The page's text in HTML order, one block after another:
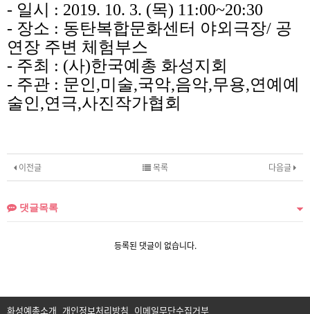
- 일시 : 2019. 10. 3. (목) 11:00~20:30
- 장소 : 동탄복합문화센터 야외극장/ 공
연장 주변 체험부스
- 주최 : (사)한국예총 화성지회
- 주관 : 문인,미술,국악,음악,무용,연예예
술인,연극,사진작가협회
이전글 다음글
목록
댓글목록
등록된 댓글이 없습니다.
화성예총소개 개인정보처리방침 이메일무단수집거부